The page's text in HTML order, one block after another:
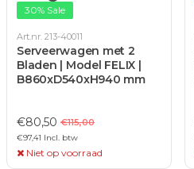
30% Sale
Art.nr. 213-40011
Serveerwagen met 2
Bladen | Model FELIX |
B860xD540xH940 mm
€80,50 €115,00
€97,41 Incl. btw
Niet op voorraad